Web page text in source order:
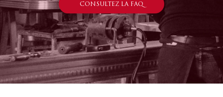
CONSULTEZ LA FAQ